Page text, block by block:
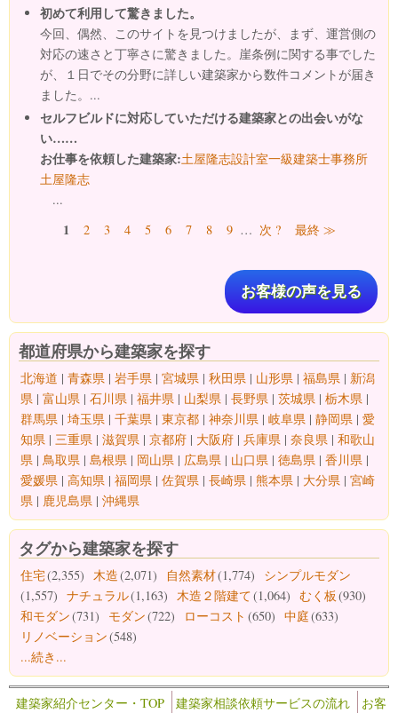
初めて利用して驚きました。
今回、偶然、このサイトを見つけましたが、まず、運営側の
対応の速さと丁寧さに驚きました。崖条例に関する事でした
が、１日でその分野に詳しい建築家から数件コメントが届き
ました。...
セルフビルドに対応していただける建築家との出会いがな
い……
お仕事を依頼した建築家:土屋隆志設計室一級建築士事務所
土屋隆志
...
ページ1 2 3 4 5 6 7 8 9 … 次 ? 最終 ≫
お客様の声を見る
都道府県から建築家を探す
北海道 | 青森県 | 岩手県 | 宮城県 | 秋田県 | 山形県 | 福島県 | 新潟
県 | 富山県 | 石川県 | 福井県 | 山梨県 | 長野県 | 茨城県 | 栃木県 |
群馬県 | 埼玉県 | 千葉県 | 東京都 | 神奈川県 | 岐阜県 | 静岡県 | 愛
知県 | 三重県 | 滋賀県 | 京都府 | 大阪府 | 兵庫県 | 奈良県 | 和歌山
県 | 鳥取県 | 島根県 | 岡山県 | 広島県 | 山口県 | 徳島県 | 香川県 |
愛媛県 | 高知県 | 福岡県 | 佐賀県 | 長崎県 | 熊本県 | 大分県 | 宮崎
県 | 鹿児島県 | 沖縄県
タグから建築家を探す
住宅(2,355) 木造(2,071) 自然素材(1,774)
シンプルモダン
(1,557) ナチュラル(1,163) 木造２階建て(1,064) むく板 (930)
和モダン(731) モダン(722) ローコスト (650) 中庭(633)
リノベーション(548)
...続き...
建築家紹介センター・TOP 建築家相談依頼サービスの流れ
お客